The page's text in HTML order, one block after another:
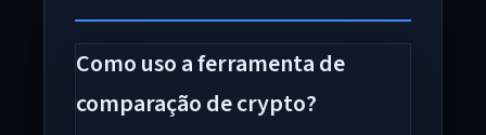
Como uso a ferramenta de
comparação de crypto?